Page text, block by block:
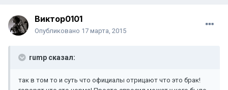
Виктор0101
Опубликовано 17 марта, 2015
rump сказал:
так в том то и суть что официалы отрицают что это брак!